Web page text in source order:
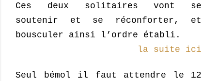
Ces deux solitaires vont se
soutenir et se réconforter, et
bousculer ainsi l’ordre établi.
la suite ici
Seul bémol il faut attendre le 12